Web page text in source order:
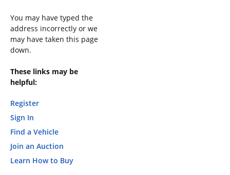
You may have typed the
address incorrectly or we
may have taken this page
down.
These links may be
helpful:
Register
Sign In
Find a Vehicle
Join an Auction
Learn How to Buy